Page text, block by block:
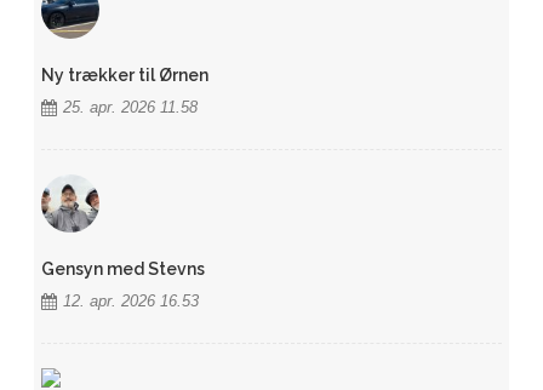
Ny trækker til Ørnen
25. apr. 2026 11.58
Gensyn med Stevns
12. apr. 2026 16.53